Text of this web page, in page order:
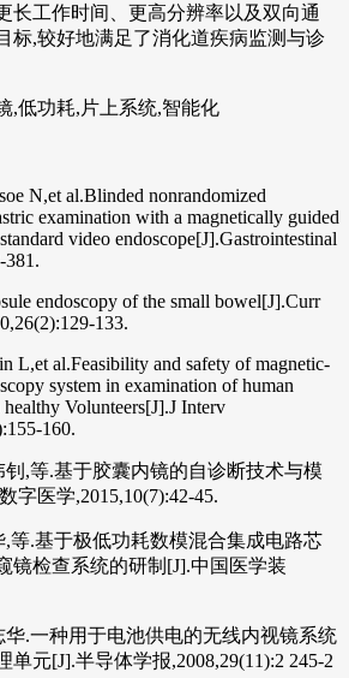
长工作时间、更高分辨率以及双向通
标,较好地满足了消化道疾病监测与诊
,低功耗,片上系统,智能化
N,et al.Blinded nonrandomized
examination with a magnetically guided
video endoscope[J].Gastrointestinal
381.
endoscopy of the small bowel[J].Curr
133.
L,et al.Feasibility and safety of magnetic-
system in examination of human
Volunteers[J].J Interv
160.
,等.基于胶囊内镜的自诊断技术与模
字医学,2015,10(7):42-45.
等.基于极低功耗数模混合集成电路芯
镜检查系统的研制[J].中国医学装
.一种用于电池供电的无线内视镜系统
元[J].半导体学报,2008,29(11):2 245-2